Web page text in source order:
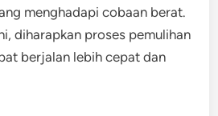
menghadapi cobaan berat.
diharapkan proses pemulihan
berjalan lebih cepat dan